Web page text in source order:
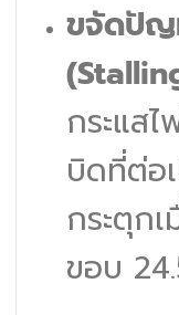
ขจัดปัญ
กระแส
บิดที่ต่อ
กระตุก
ขอบ